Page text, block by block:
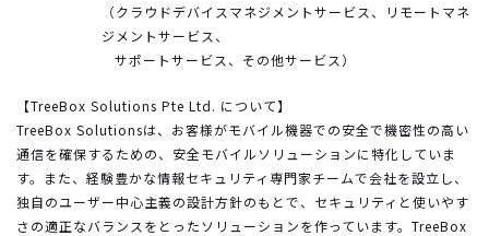
（クラウドデバイスマネジメントサービス、リモートマネ
ジメントサービス、
サポートサービス、その他サービス）
【TreeBox Solutions Pte Ltd. について】
TreeBox Solutionsは、お客様がモバイル機器での安全で機密性の高い
通信を確保するための、安全モバイルソリューションに特化していま
す。また、経験豊かな情報セキュリティ専門家チームで会社を設立し、
独自のユーザー中心主義の設計方針のもとで、セキュリティと使いやす
さの適正なバランスをとったソリューションを作っています。TreeBox